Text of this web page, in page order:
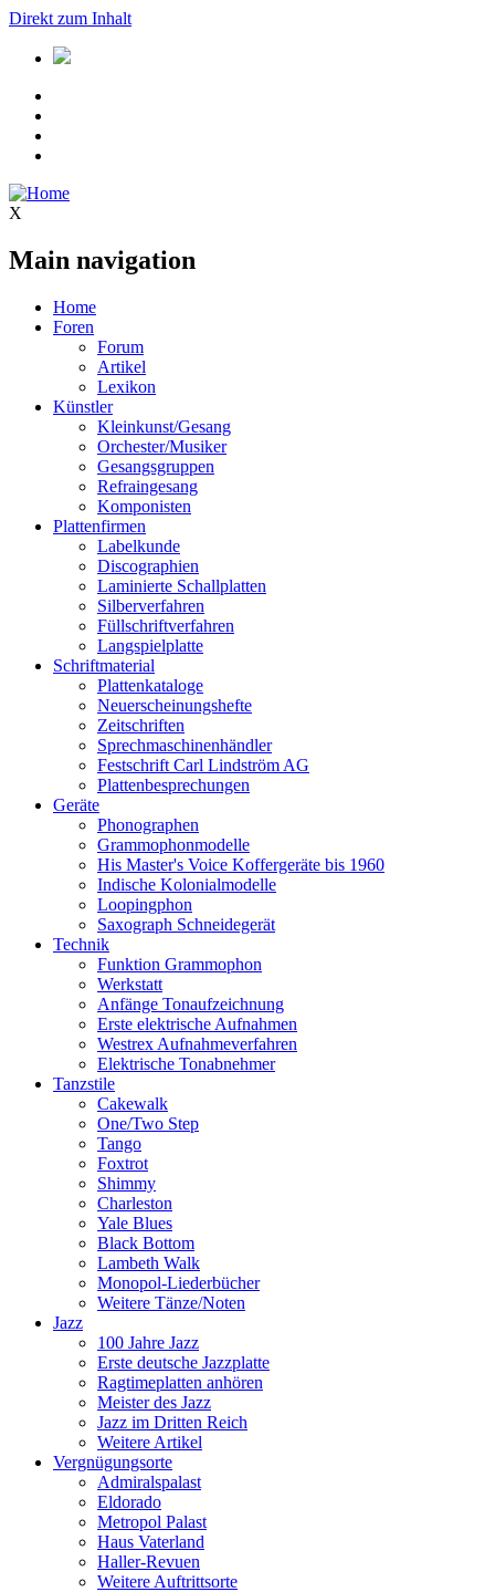
Direkt zum Inhalt
X
Main navigation
Home
Foren
Forum
Artikel
Lexikon
Künstler
Kleinkunst/Gesang
Orchester/Musiker
Gesangsgruppen
Refraingesang
Komponisten
Plattenfirmen
Labelkunde
Discographien
Laminierte Schallplatten
Silberverfahren
Füllschriftverfahren
Langspielplatte
Schriftmaterial
Plattenkataloge
Neuerscheinungshefte
Zeitschriften
Sprechmaschinenhändler
Festschrift Carl Lindström AG
Plattenbesprechungen
Geräte
Phonographen
Grammophonmodelle
His Master's Voice Koffergeräte bis 1960
Indische Kolonialmodelle
Loopingphon
Saxograph Schneidegerät
Technik
Funktion Grammophon
Werkstatt
Anfänge Tonaufzeichnung
Erste elektrische Aufnahmen
Westrex Aufnahmeverfahren
Elektrische Tonabnehmer
Tanzstile
Cakewalk
One/Two Step
Tango
Foxtrot
Shimmy
Charleston
Yale Blues
Black Bottom
Lambeth Walk
Monopol-Liederbücher
Weitere Tänze/Noten
Jazz
100 Jahre Jazz
Erste deutsche Jazzplatte
Ragtimeplatten anhören
Meister des Jazz
Jazz im Dritten Reich
Weitere Artikel
Vergnügungsorte
Admiralspalast
Eldorado
Metropol Palast
Haus Vaterland
Haller-Revuen
Weitere Auftrittsorte